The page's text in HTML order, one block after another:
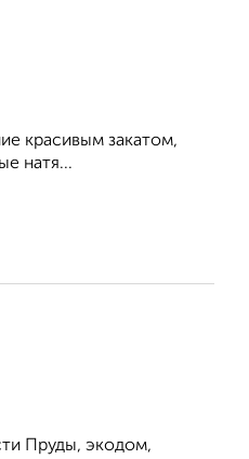
красивым закатом,
натя...
Пруды, экодом,